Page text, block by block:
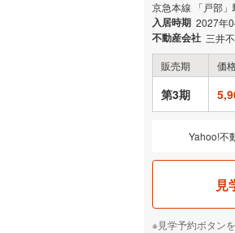
京急本線 「戸部
入居時期 2027年
不動産会社 三井
販売期
価
第3期
Yahoo!不
見
※見学予約ボタン